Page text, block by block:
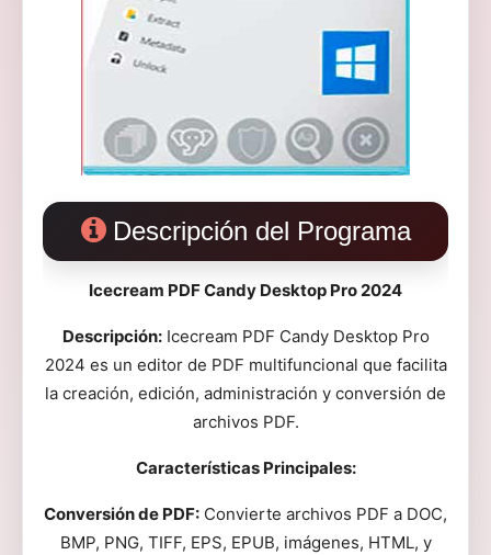
Descripción del Programa
Icecream PDF Candy Desktop Pro 2024
Descripción:Icecream PDF Candy Desktop Pro
2024 es un editor de PDF multifuncional que facilita
la creación, edición, administración y conversión de
archivos PDF.
Características Principales:
Conversión de PDF: Convierte archivos PDF a DOC,
BMP, PNG, TIFF, EPS, EPUB, imágenes, HTML, y